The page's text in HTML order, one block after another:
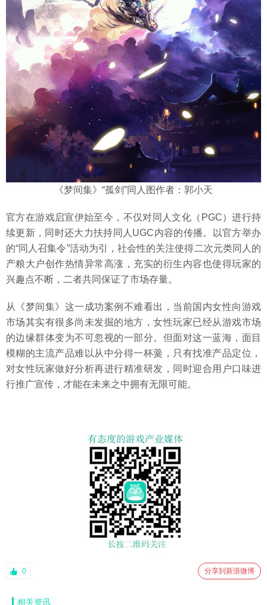
《梦间集》“孤剑”同人图作者：郭小天
官方在游戏启宣伊始至今，不仅对同人文化（PGC）进行持
续更新，同时还大力扶持同人UGC内容的传播。以官方举办
的“同人召集令”活动为引，社会性的关注使得二次元类同人的
产粮大户创作热情异常高涨，充实的衍生内容也使得玩家的
兴趣点不断，二者共同保证了市场存量。
从《梦间集》这一成功案例不难看出，当前国内女性向游戏
市场其实有很多尚未发掘的地方，女性玩家已经从游戏市场
的边缘群体变为不可忽视的一部分。但面对这一蓝海，面目
模糊的主流产品难以从中分得一杯羹，只有找准产品定位，
对女性玩家做好分析再进行精准研发，同时迎合用户口味进
行推广宣传，才能在未来之中拥有无限可能。
0 分享到新浪微博
相关资讯